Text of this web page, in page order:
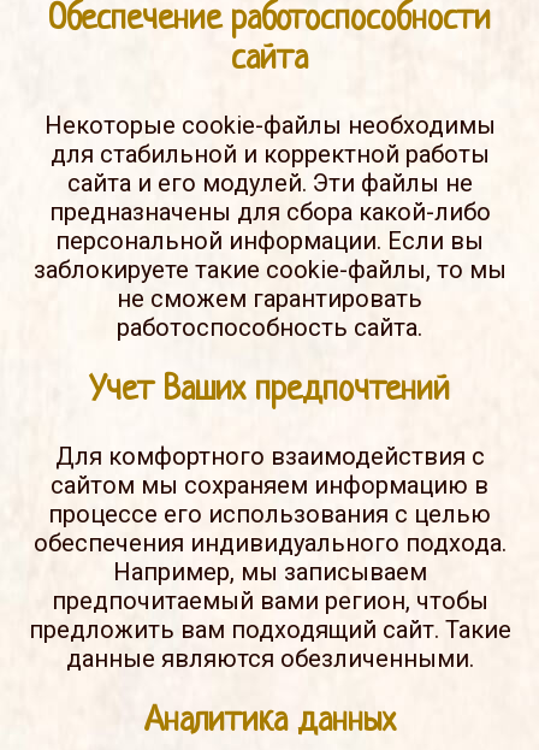
Обеспечение работоспособности
сайта
Некоторые cookie-файлы необходимы
для стабильной и корректной работы
сайта и его модулей. Эти файлы не
предназначены для сбора какой-либо
персональной информации. Если вы
заблокируете такие cookie-файлы, то мы
не сможем гарантировать
работоспособность сайта.
Учет Ваших предпочтений
Для комфортного взаимодействия с
сайтом мы сохраняем информацию в
процессе его использования с целью
обеспечения индивидуального подхода.
Например, мы записываем
предпочитаемый вами регион, чтобы
предложить вам подходящий сайт. Такие
данные являются обезличенными.
Аналитика данных